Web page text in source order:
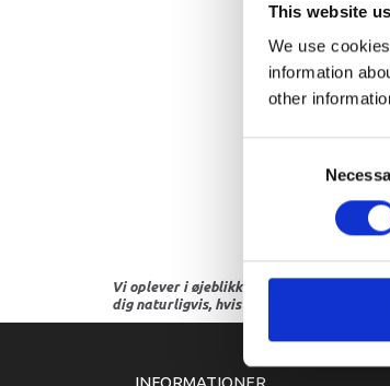
This website
We use
information
other
Vi oplever i øjeblikket store og hyppige
dig naturligvis, hvis dette er tilfældet.
INFORMATIONER